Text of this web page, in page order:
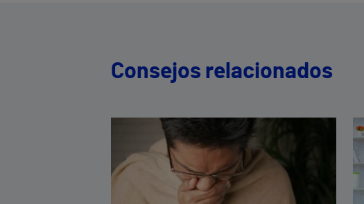
Consejos relacionados